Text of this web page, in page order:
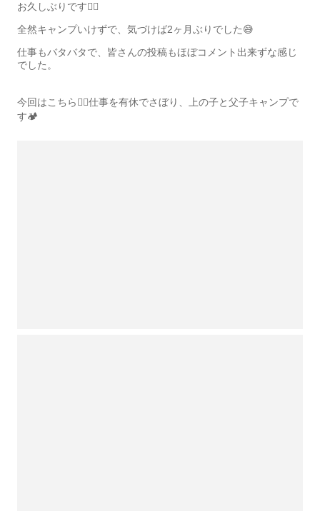
お久しぶりです🙇‍♂️
全然キャンプいけずで、気づけば2ヶ月ぶりでした😅
仕事もバタバタで、皆さんの投稿もほぼコメント出来ずな感じ
でした。
今回はこちら💁‍♂️仕事を有休でさぼり、上の子と父子キャンプで
す🏕